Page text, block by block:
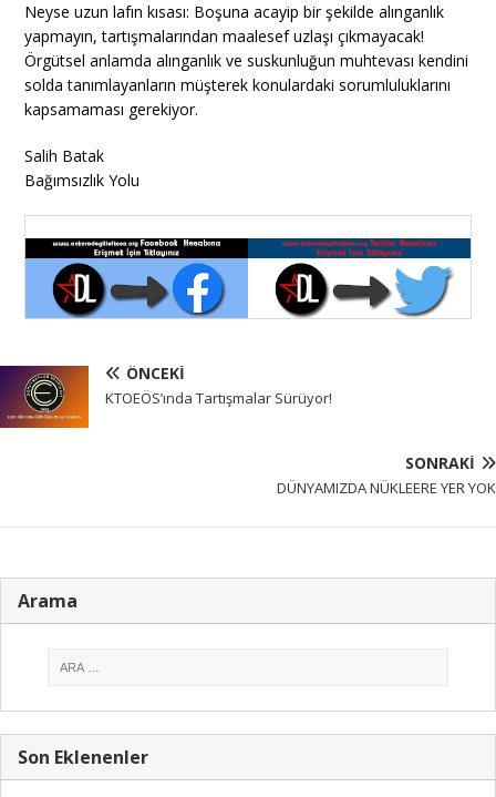
Neyse uzun lafın kısası: Boşuna acayip bir şekilde alınganlık
yapmayın, tartışmalarından maalesef uzlaşı çıkmayacak!
Örgütsel anlamda alınganlık ve suskunluğun muhtevası kendini
solda tanımlayanların müşterek konulardaki sorumluluklarını
kapsamaması gerekiyor.
Salih Batak
Bağımsızlık Yolu
ÖNCEKI
KTOEÖS’ında Tartışmalar Sürüyor!
SONRAKI
DÜNYAMIZDA NÜKLEERE YER YOK
Arama
Son Eklenenler